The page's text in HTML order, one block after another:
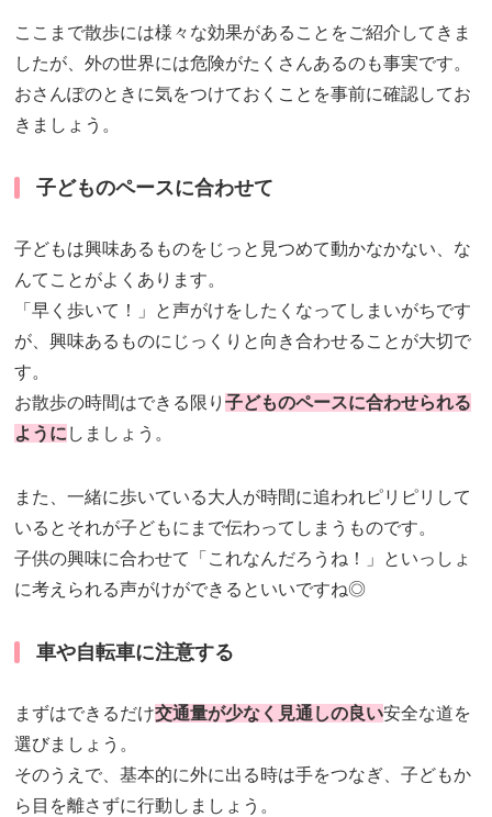
ここまで散歩には様々な効果があることをご紹介してきま
したが、外の世界には危険がたくさんあるのも事実です。
おさんぽのときに気をつけておくことを事前に確認してお
きましょう。
子どものペースに合わせて
子どもは興味あるものをじっと見つめて動かなかない、な
んてことがよくあります。
「早く歩いて！」と声がけをしたくなってしまいがちです
が、興味あるものにじっくりと向き合わせることが大切で
す。
お散歩の時間はできる限り子どものペースに合わせられる
ように しましょう。
また、一緒に歩いている大人が時間に追われピリピリして
いるとそれが子どもにまで伝わってしまうものです。
子供の興味に合わせて「これなんだろうね！」といっしょ
に考えられる声がけができるといいですね◎
車や自転車に注意する
まずはできるだけ交通量が少なく見通しの良い安全な道を
選びましょう。
そのうえで、基本的に外に出る時は手をつなぎ、子どもか
ら目を離さずに行動しましょう。